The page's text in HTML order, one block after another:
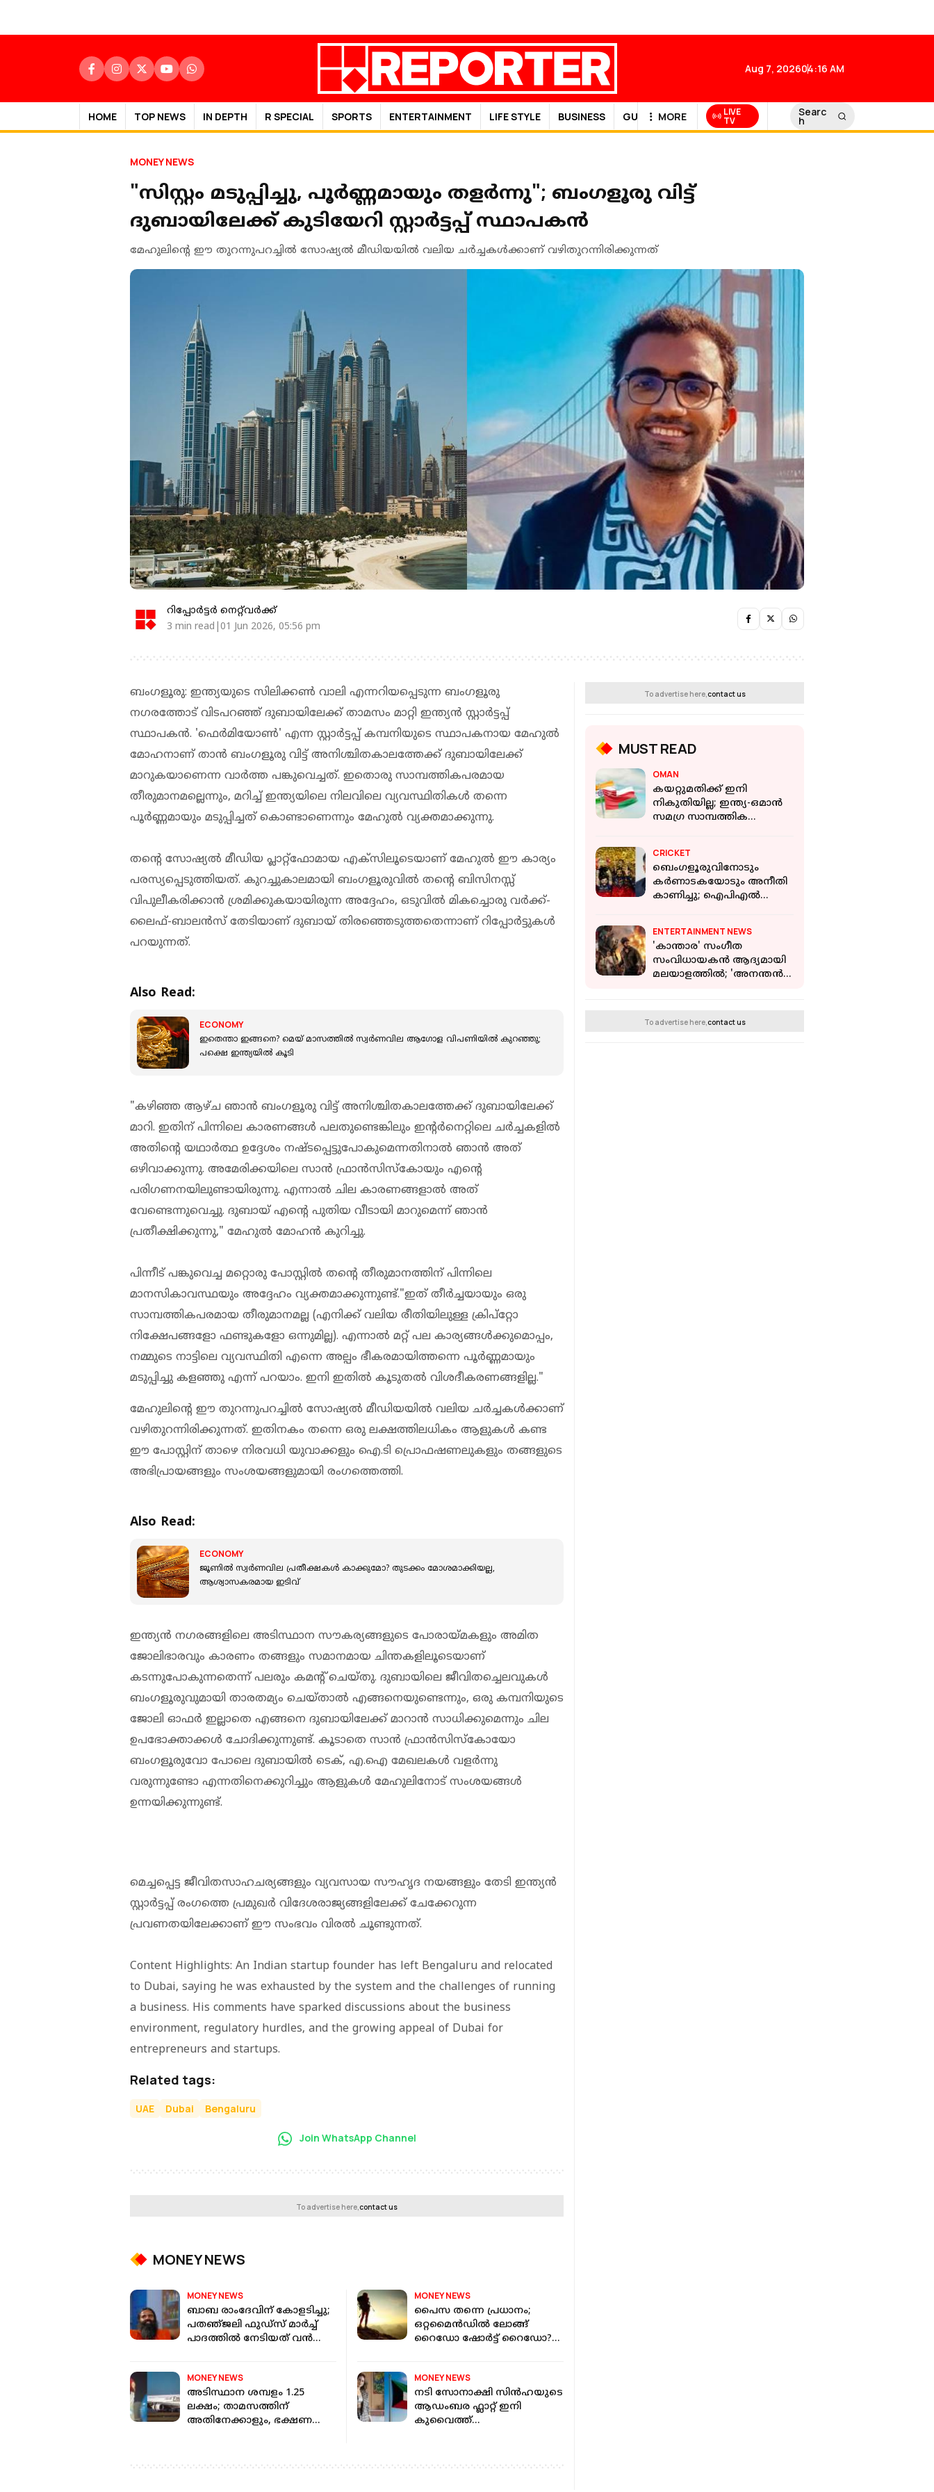
Aug 7, 202604:16 AM
HOME TOP NEWS IN DEPTH R SPECIAL SPORTS ENTERTAINMENT LIFE STYLE BUSINESS GULF NEWS
MORE LIVE
TV
Searc
h
MONEY NEWS
"സിസ്റ്റം മടുപ്പിച്ചു, പൂർണ്ണമായും തളർന്നു"; ബംഗളൂരു വിട്ട്
ദുബായിലേക്ക് കുടിയേറി സ്റ്റാർട്ടപ്പ് സ്ഥാപകന്‍
മേഹുലിന്റെ ഈ തുറന്നുപറച്ചിൽ സോഷ്യൽ മീഡിയയിൽ വലിയ ചർച്ചകൾക്കാണ് വഴിതുറന്നിരിക്കുന്നത്
റിപ്പോർട്ടർ നെറ്റ്‌വര്‍ക്ക്‌
3 min read|01 Jun 2026, 05:56 pm
ബംഗളൂരു: ഇന്ത്യയുടെ സിലിക്കൺ വാലി എന്നറിയപ്പെടുന്ന ബംഗളൂരു
നഗരത്തോട് വിടപറഞ്ഞ് ദുബായിലേക്ക് താമസം മാറ്റി ഇന്ത്യൻ സ്റ്റാർട്ടപ്പ്
സ്ഥാപകൻ. 'ഫെർമിയോൺ' എന്ന സ്റ്റാർട്ടപ്പ് കമ്പനിയുടെ സ്ഥാപകനായ മേഹുൽ
മോഹനാണ് താൻ ബംഗളൂരു വിട്ട് അനിശ്ചിതകാലത്തേക്ക് ദുബായിലേക്ക്
മാറുകയാണെന്ന വാർത്ത പങ്കുവെച്ചത്. ഇതൊരു സാമ്പത്തികപരമായ
തീരുമാനമല്ലെന്നും, മറിച്ച് ഇന്ത്യയിലെ നിലവിലെ വ്യവസ്ഥിതികൾ തന്നെ
പൂർണ്ണമായും മടുപ്പിച്ചത് കൊണ്ടാണെന്നും മേഹുൽ വ്യക്തമാക്കുന്നു.
തന്റെ സോഷ്യൽ മീഡിയ പ്ലാറ്റ്‌ഫോമായ എക്സിലൂടെയാണ് മേഹുൽ ഈ കാര്യം
പരസ്യപ്പെടുത്തിയത്. കുറച്ചുകാലമായി ബംഗളൂരുവിൽ തന്റെ ബിസിനസ്സ്
വിപുലീകരിക്കാൻ ശ്രമിക്കുകയായിരുന്ന അദ്ദേഹം, ഒടുവിൽ മികച്ചൊരു വർക്ക്-
ലൈഫ്-ബാലന്‍സ് തേടിയാണ് ദുബായ് തിരഞ്ഞെടുത്തതെന്നാണ് റിപ്പോർട്ടുകള്‍
പറയുന്നത്.
Also Read:
ECONOMY
ഇതെന്താ ഇങ്ങനെ? മെയ് മാസത്തില്‍ സ്വർണവില ആഗോള വിപണിയില്‍ കുറഞ്ഞു;
പക്ഷെ ഇന്ത്യയില്‍ കൂടി
"കഴിഞ്ഞ ആഴ്ച ഞാൻ ബംഗളൂരു വിട്ട് അനിശ്ചിതകാലത്തേക്ക് ദുബായിലേക്ക്
മാറി. ഇതിന് പിന്നിലെ കാരണങ്ങൾ പലതുണ്ടെങ്കിലും ഇന്റർനെറ്റിലെ ചർച്ചകളിൽ
അതിന്റെ യഥാർത്ഥ ഉദ്ദേശം നഷ്ടപ്പെട്ടുപോകുമെന്നതിനാൽ ഞാൻ അത്
ഒഴിവാക്കുന്നു. അമേരിക്കയിലെ സാൻ ഫ്രാൻസിസ്കോയും എന്റെ
പരിഗണനയിലുണ്ടായിരുന്നു. എന്നാൽ ചില കാരണങ്ങളാൽ അത്
വേണ്ടെന്നുവെച്ചു. ദുബായ് എന്റെ പുതിയ വീടായി മാറുമെന്ന് ഞാൻ
പ്രതീക്ഷിക്കുന്നു," മേഹുൽ മോഹൻ കുറിച്ചു.
പിന്നീട് പങ്കുവെച്ച മറ്റൊരു പോസ്റ്റിൽ തന്റെ തീരുമാനത്തിന് പിന്നിലെ
മാനസികാവസ്ഥയും അദ്ദേഹം വ്യക്തമാക്കുന്നുണ്ട്."ഇത് തീർച്ചയായും ഒരു
സാമ്പത്തികപരമായ തീരുമാനമല്ല (എനിക്ക് വലിയ രീതിയിലുള്ള ക്രിപ്റ്റോ
നിക്ഷേപങ്ങളോ ഫണ്ടുകളോ ഒന്നുമില്ല). എന്നാൽ മറ്റ് പല കാര്യങ്ങൾക്കുമൊപ്പം,
നമ്മുടെ നാട്ടിലെ വ്യവസ്ഥിതി എന്നെ അല്പം ഭീകരമായിത്തന്നെ പൂർണ്ണമായും
മടുപ്പിച്ചു കളഞ്ഞു എന്ന് പറയാം. ഇനി ഇതിൽ കൂടുതൽ വിശദീകരണങ്ങളില്ല."
മേഹുലിന്റെ ഈ തുറന്നുപറച്ചിൽ സോഷ്യൽ മീഡിയയിൽ വലിയ ചർച്ചകൾക്കാണ്
വഴിതുറന്നിരിക്കുന്നത്. ഇതിനകം തന്നെ ഒരു ലക്ഷത്തിലധികം ആളുകൾ കണ്ട
ഈ പോസ്റ്റിന് താഴെ നിരവധി യുവാക്കളും ഐ.ടി പ്രൊഫഷണലുകളും തങ്ങളുടെ
അഭിപ്രായങ്ങളും സംശയങ്ങളുമായി രംഗത്തെത്തി.
Also Read:
ECONOMY
ജൂണില്‍ സ്വർണവില പ്രതീക്ഷകള്‍ കാക്കുമോ? തുടക്കം മോശമാക്കിയല്ല,
ആശ്വാസകരമായ ഇടിവ്
ഇന്ത്യൻ നഗരങ്ങളിലെ അടിസ്ഥാന സൗകര്യങ്ങളുടെ പോരായ്മകളും അമിത
ജോലിഭാരവും കാരണം തങ്ങളും സമാനമായ ചിന്തകളിലൂടെയാണ്
കടന്നുപോകുന്നതെന്ന് പലരും കമന്റ് ചെയ്തു. ദുബായിലെ ജീവിതച്ചെലവുകൾ
ബംഗളൂരുവുമായി താരതമ്യം ചെയ്താൽ എങ്ങനെയുണ്ടെന്നും, ഒരു കമ്പനിയുടെ
ജോലി ഓഫർ ഇല്ലാതെ എങ്ങനെ ദുബായിലേക്ക് മാറാൻ സാധിക്കുമെന്നും ചില
ഉപഭോക്താക്കൾ ചോദിക്കുന്നുണ്ട്. കൂടാതെ സാൻ ഫ്രാൻസിസ്കോയോ
ബംഗളൂരുവോ പോലെ ദുബായിൽ ടെക്, എ.ഐ മേഖലകൾ വളർന്നു
വരുന്നുണ്ടോ എന്നതിനെക്കുറിച്ചും ആളുകൾ മേഹുലിനോട് സംശയങ്ങൾ
ഉന്നയിക്കുന്നുണ്ട്.
മെച്ചപ്പെട്ട ജീവിതസാഹചര്യങ്ങളും വ്യവസായ സൗഹൃദ നയങ്ങളും തേടി ഇന്ത്യൻ
സ്റ്റാർട്ടപ്പ് രംഗത്തെ പ്രമുഖർ വിദേശരാജ്യങ്ങളിലേക്ക് ചേക്കേറുന്ന
പ്രവണതയിലേക്കാണ് ഈ സംഭവം വിരൽ ചൂണ്ടുന്നത്.
Content Highlights: An Indian startup founder has left Bengaluru and relocated
to Dubai, saying he was exhausted by the system and the challenges of running
a business. His comments have sparked discussions about the business
environment, regulatory hurdles, and the growing appeal of Dubai for
entrepreneurs and startups.
Related tags:
UAE Dubai Bengaluru
Join WhatsApp Channel
To advertise here,contact us
MONEY NEWS
MONEY NEWS
ബാബ രാംദേവിന് കോളടിച്ചു;
പതഞ്‌ജലി ഫുഡ്സ് മാർച്ച്
പാദത്തിൽ നേടിയത് വൻ
MONEY NEWS
പൈസ തന്നെ പ്രധാനം;
ഒറ്റമൈൻഡിൽ ലോങ്ങ്
റൈഡോ ഷോർട്ട് റൈഡോ?
പഠനം
MONEY NEWS
അടിസ്ഥാന ശമ്പളം 1.25
ലക്ഷം; താമസത്തിന്
അതിനേക്കാളും, ഭക്ഷണവും
MONEY NEWS
നടി സോനാക്ഷി സിന്‍ഹയുടെ
ആഡംബര ഫ്ലാറ്റ് ഇനി
കുവൈത്ത്
To advertise here, contact us
MUST READ
OMAN
കയറ്റുമതിക്ക് ഇനി
നികുതിയില്ല; ഇന്ത്യ-ഒമാൻ
സമ​ഗ്ര സാമ്പത്തിക
CRICKET
ബെംഗളൂരുവിനോടും
കര്‍ണാടകയോടും അനീതി
കാണിച്ചു; ഐപിഎല്‍
ENTERTAINMENT NEWS
'കാന്താര' സംഗീത
സംവിധായകന്‍ ആദ്യമായി
മലയാളത്തില്‍; 'അനന്തന്‍
To advertise here, contact us